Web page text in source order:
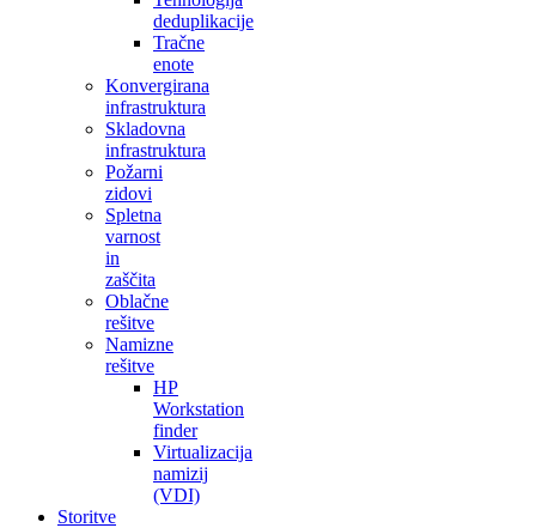
deduplikacije
Tračne
enote
Konvergirana
infrastruktura
Skladovna
infrastruktura
Požarni
zidovi
Spletna
varnost
in
zaščita
Oblačne
rešitve
Namizne
rešitve
HP
Workstation
finder
Virtualizacija
namizij
(VDI)
Storitve